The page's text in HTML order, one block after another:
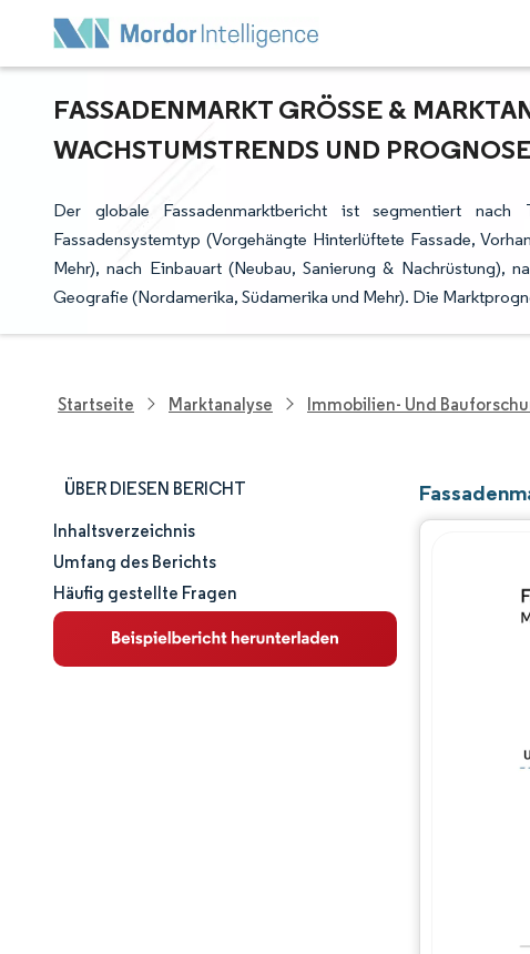
FASSADENMARKT GRÖSSE &
ACHSTUMSTRENDS UND
Der globale Fassadenmarktbericht ist segmentiert
Fassadensystemtyp (Vorgehängte Hinterlüftete Fassade,
Mehr), nach Einbauart (Neubau, Sanierung & Nachrüstung),
Geografie (Nordamerika, Südamerika und Mehr). Die
Startseite Marktanalyse Immobilien- Und
ÜBER DIESEN BERICHT
Marktgröße und -anteil
Marktanalyse
Trends und Einblicke
Inhaltsverzeichnis
Umfang des Berichts
Häufig gestellte Fragen